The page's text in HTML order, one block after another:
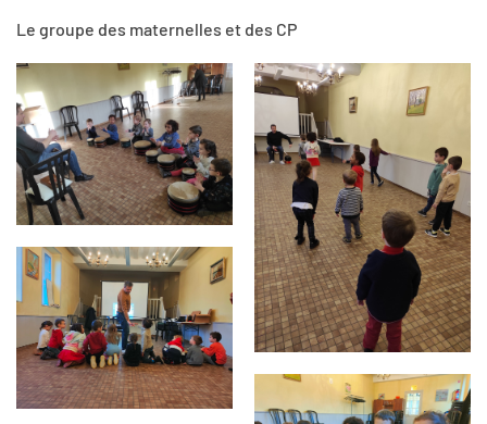
Le groupe des maternelles et des CP